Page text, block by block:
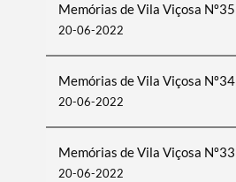
Memórias de Vila Viçosa Nº35
20-06-2022
Memórias de Vila Viçosa Nº34
20-06-2022
Memórias de Vila Viçosa Nº33
20-06-2022